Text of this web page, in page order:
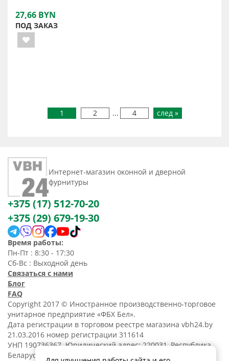
27,66 BYN
ПОД ЗАКАЗ
1 2 ... 4 след »
Интернет-магазин оконной и дверной
фурнитуры
+375 (17) 512-70-20
+375 (29) 679-19-30
Время работы:
Пн-Пт : 8:30 - 17:30
Сб-Вс : Выходной день
Связаться с нами
Блог
FAQ
Copyright 2017 © Иностранное производственно-торговое
унитарное предприятие «ФБХ Бел».
Дата регистрации в торговом реестре магазина vbh24.by
21.03.2016 номер регистрации 311614
УНП 190736367. Юридический адрес: 220031, Республика
Беларусь, г. Минск, ул. Танковая, 15-1, 5 этаж;